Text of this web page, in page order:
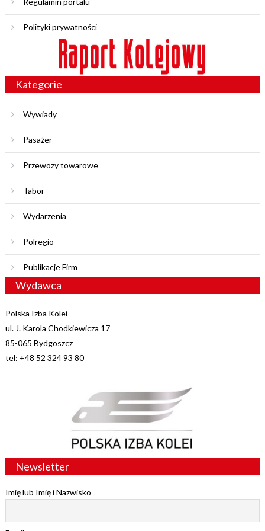
Polityki prywatności
Kategorie
Wywiady
Pasażer
Przewozy towarowe
Tabor
Wydarzenia
Polregio
Publikacje Firm
Wydawca
Polska Izba Kolei
ul. J. Karola Chodkiewicza 17
85-065 Bydgoszcz
tel: +48 52 324 93 80
Newsletter
Imię lub Imię i Nazwisko